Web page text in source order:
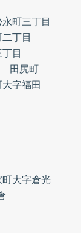
町三丁目
丁目
目
田尻町
字福田
町大字倉光